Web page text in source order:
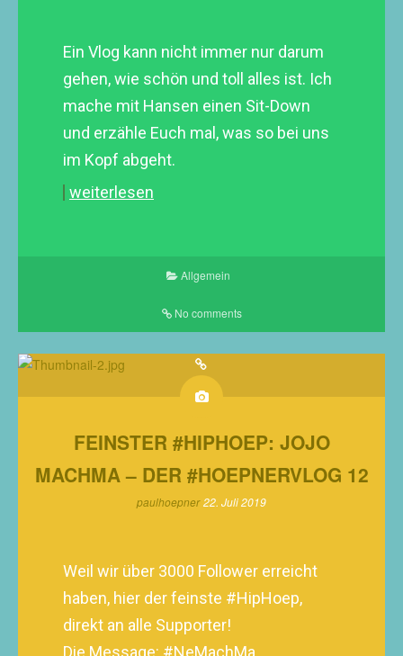
Ein Vlog kann nicht immer nur darum
gehen, wie schön und toll alles ist. Ich
mache mit Hansen einen Sit-Down
und erzähle Euch mal, was so bei uns
im Kopf abgeht.
weiterlesen
Allgemein
No comments
FEINSTER #HIPHOEP: JOJO
MACHMA – DER #HOEPNERVLOG 12
paulhoepner 22. Juli 2019
Weil wir über 3000 Follower erreicht
haben, hier der feinste #HipHoep,
direkt an alle Supporter!
Die Message: #NeMachMa